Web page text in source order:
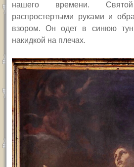
нашего времени.
распростертыми руками и
взором. Он одет в синюю
накидкой на плечах.